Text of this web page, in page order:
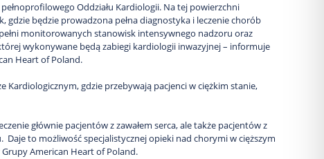
Oddziału Kardiologii. Na tej powierzchni
gdzie będzie prowadzona pełna diagnostyka i leczenie chorób
monitorowanych stanowisk intensywnego nadzoru oraz
wykonywane będą zabiegi kardiologii inwazyjnej – informuje
Heart of Poland.
Kardiologicznym, gdzie przebywają pacjenci w ciężkim stanie,
głównie pacjentów z zawałem serca, ale także pacjentów z
to możliwość specjalistycznej opieki nad chorymi w cięższym
American Heart of Poland.